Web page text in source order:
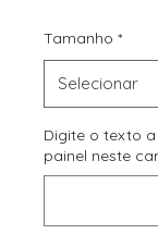
Tamanho *
Digite o texto
painel neste